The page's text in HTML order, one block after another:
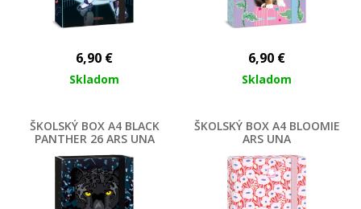
6,90 €
Skladom
6,90 €
Skladom
ŠKOLSKÝ BOX A4 BLACK
PANTHER 26 ARS UNA
ŠKOLSKÝ BOX A4 BLOOMIE
ARS UNA